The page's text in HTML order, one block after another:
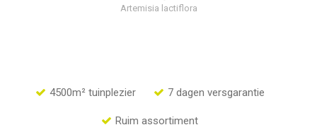
Artemisia lactiflora
4500m² tuinplezier 7 dagen versgarantie
Ruim assortiment